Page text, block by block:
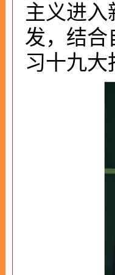
主义进
发，结合
习十九大